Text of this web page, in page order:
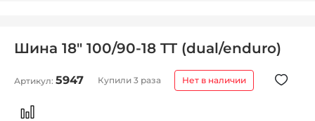
Шина 18" 100/90-18 TT (dual/enduro)
Артикул: 5947 Купили 3 раза Нет в наличии